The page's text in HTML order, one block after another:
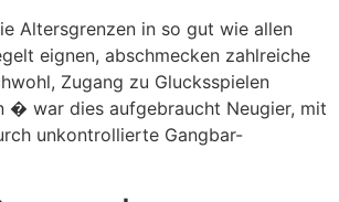
Altersgrenzen in so gut wie allen
eignen, abschmecken zahlreiche
Zugang zu Glucksspielen
� war dies aufgebraucht Neugier, mit
unkontrollierte Gangbar-